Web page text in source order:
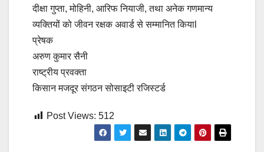
दीक्षा गुप्ता, मोहिनी, आरिफ नियाजी, तथा अनेक गणमान्य
व्यक्तियों को जीवन रक्षक अवार्ड से सम्मानित कियाl
प्रेषक
अरुण कुमार सैनी
राष्ट्रीय प्रवक्ता
किसान मजदूर संगठन सोसाइटी रजिस्टर्ड
Post Views: 512